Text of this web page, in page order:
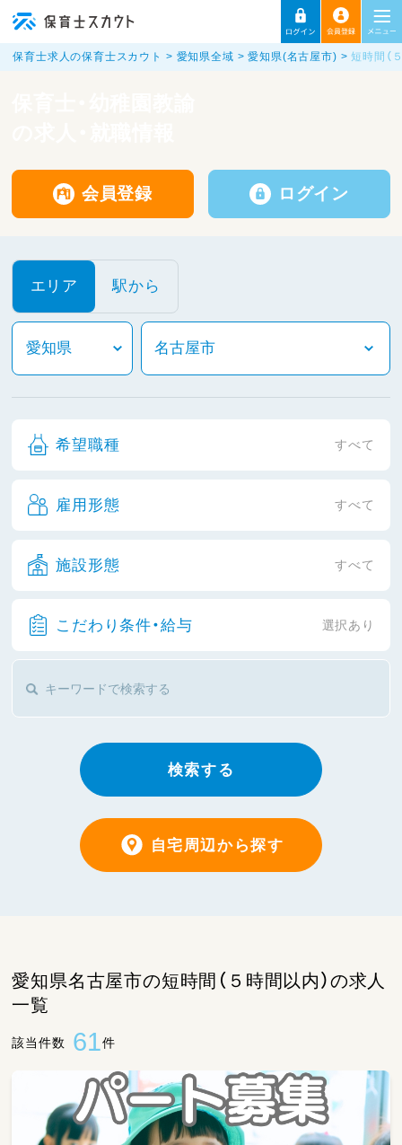
保育士求人の保育士スカウト 愛知県全域 愛知県(名古屋市) 短時間（
会員登録 ログイン
エリア 駅から
希望職種 すべて
雇用形態 すべて
施設形態 すべて
こだわり条件・給与 選択あり
検索する
自宅周辺から探す
愛知県名古屋市の短時間（５時間以内）の求人
一覧
該当件数 61件